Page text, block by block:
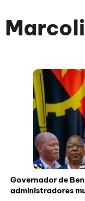
Governador de
administradores